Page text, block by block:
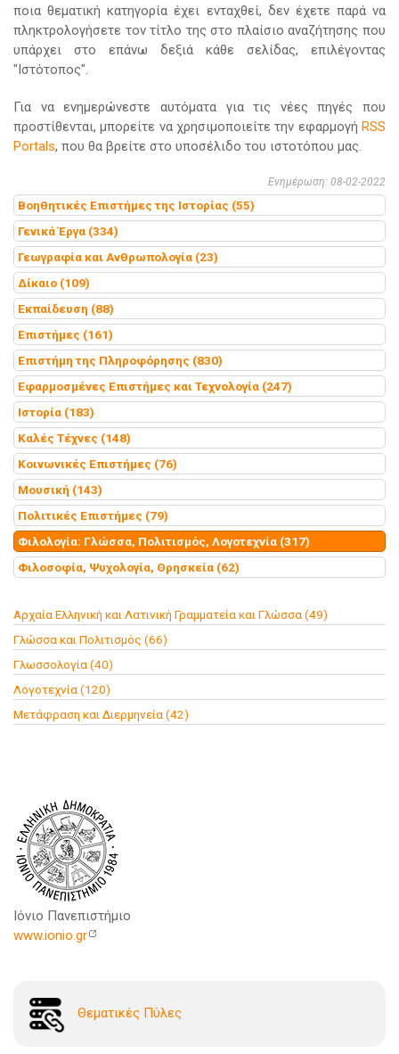
ποια θεματική κατηγορία έχει ενταχθεί, δεν έχετε παρά να
πληκτρολογήσετε τον τίτλο της στο πλαίσιο αναζήτησης που
υπάρχει στο επάνω δεξιά κάθε σελίδας, επιλέγοντας
"Ιστότοπος".
Για να ενημερώνεστε αυτόματα για τις νέες πηγές που
προστίθενται, μπορείτε να χρησιμοποιείτε την εφαρμογή RSS
Portals, που θα βρείτε στο υποσέλιδο του ιστοτόπου μας.
Ενημέρωση: 08-02-2022
Βοηθητικές Επιστήμες της Ιστορίας (55)
Γενικά Έργα (334)
Γεωγραφία και Ανθρωπολογία (23)
Δίκαιο (109)
Εκπαίδευση (88)
Επιστήμες (161)
Επιστήμη της Πληροφόρησης (830)
Εφαρμοσμένες Επιστήμες και Τεχνολογία (247)
Ιστορία (183)
Καλές Τέχνες (148)
Κοινωνικές Επιστήμες (76)
Μουσική (143)
Πολιτικές Επιστήμες (79)
Φιλολογία: Γλώσσα, Πολιτισμός, Λογοτεχνία (317)
Φιλοσοφία, Ψυχολογία, Θρησκεία (62)
Αρχαία Ελληνική και Λατινική Γραμματεία και Γλώσσα (49)
Γλώσσα και Πολιτισμός (66)
Γλωσσολογία (40)
Λογοτεχνία (120)
Μετάφραση και Διερμηνεία (42)
Ιόνιο Πανεπιστήμιο
www.ionio.gr
Θεματικές Πύλες